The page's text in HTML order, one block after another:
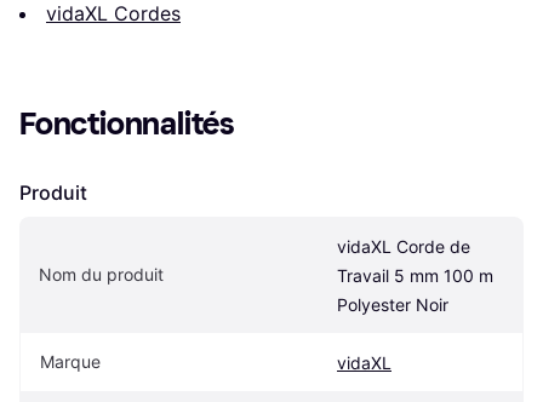
vidaXL Cordes
Fonctionnalités
Produit
Nom du produit
vidaXL Corde de
Travail 5 mm 100 m
Polyester Noir
Marque vidaXL